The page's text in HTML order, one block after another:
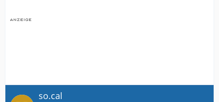
so.cal